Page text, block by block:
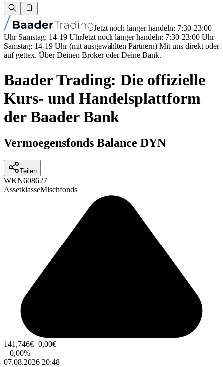
Jetzt noch länger handeln: 7:30-23:00
Uhr Samstag: 14-19 UhrJetzt noch länger handeln: 7:30-23:00 Uhr
Samstag: 14-19 Uhr (mit ausgewählten Partnern) Mit uns direkt oder
auf gettex. Über Deinen Broker oder Deine Bank.
Baader Trading: Die offizielle
Kurs- und Handelsplattform
der Baader Bank
Vermoegensfonds Balance DYN
Teilen
WKN608627
AssetklasseMischfonds
141,746€+0,00€
+0,00%
07.08.2026 20:48